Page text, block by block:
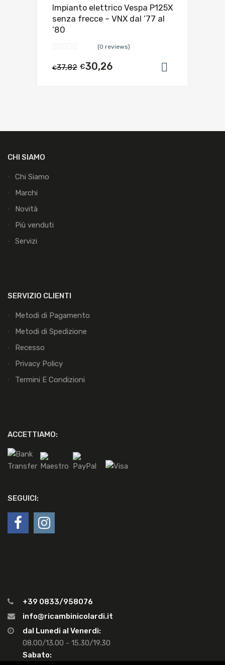
Impianto elettrico Vespa P125X
senza frecce – VNX dal ’77 al
’80
(0 reviews)
€37,82 €30,26
CHI SIAMO
Chi Siamo
Marchi
Novità
Più venduti
Servizi
SERVIZIO CLIENTI
Metodi di Pagamento
Metodi di Spedizione
Recesso
Privacy Policy
Termini E Condizioni
ACCETTIAMO:
SEGUICI:
+39 0833/958076
info@ricambinicolardi.it
dal Lunedi al Venerdi:
08.00/13.00 - 15.30/19.30
Sabato: